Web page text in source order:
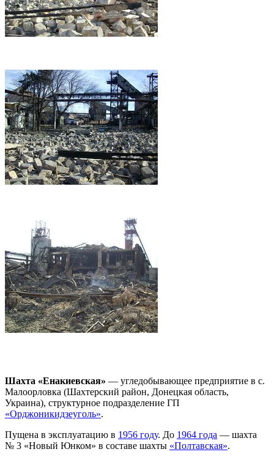
Шахта «Енакиевская» — угледобывающее предприятие в с.
Малоорловка (Шахтерский район, Донецкая область,
Украина), структурное подразделение ГП
«Орджоникидзеуголь».
Пущена в эксплуатацию в 1956 году. До 1964 года — шахта
№ 3 «Новый Юнком» в составе шахты «Полтавская».